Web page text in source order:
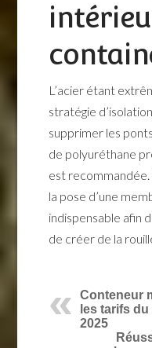
L’acier étant
stratégie
supprimer les
de polyuréthane
est
la pose d’une
indispensable afin
de créer de la
Conteneur
les tarifs
2025